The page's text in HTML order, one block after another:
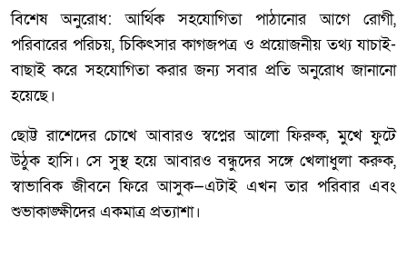
বিশেষ অনুরোধ: আর্থিক সহযোগিতা পাঠানোর আগে রোগী,
পরিবারের পরিচয়, চিকিৎসার কাগজপত্র ও প্রয়োজনীয় তথ্য যাচাই-
বাছাই করে সহযোগিতা করার জন্য সবার প্রতি অনুরোধ জানানো
হয়েছে।
ছোট্ট রাশেদের চোখে আবারও স্বপ্নের আলো ফিরুক, মুখে ফুটে
উঠুক হাসি। সে সুস্থ হয়ে আবারও বন্ধুদের সঙ্গে খেলাধুলা করুক,
স্বাভাবিক জীবনে ফিরে আসুক—এটাই এখন তার পরিবার এবং
শুভাকাঙ্ক্ষীদের একমাত্র প্রত্যাশা।